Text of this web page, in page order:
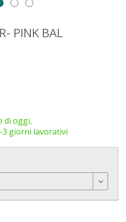
PINK BAL
di oggi,
3 giorni lavorativi